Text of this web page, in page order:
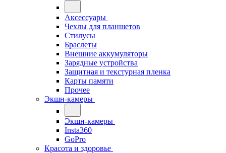
Аксессуары
Чехлы для планшетов
Стилусы
Браслеты
Внешние аккумуляторы
Зарядные устройства
Защитная и текстурная пленка
Карты памяти
Прочее
Экшн-камеры
Экшн-камеры
Insta360
GoPro
Красота и здоровье